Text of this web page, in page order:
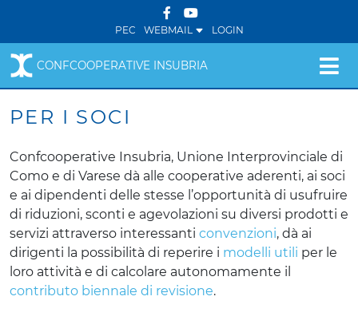
PEC WEBMAIL LOGIN
CONFCOOPERATIVE INSUBRIA
PER I SOCI
Confcooperative Insubria, Unione Interprovinciale di
Como e di Varese dà alle cooperative aderenti, ai soci
e ai dipendenti delle stesse l’opportunità di usufruire
di riduzioni, sconti e agevolazioni su diversi prodotti e
servizi attraverso interessanti convenzioni, dà ai
dirigenti la possibilità di reperire i modelli utili per le
loro attività e di calcolare autonomamente il
contributo biennale di revisione.